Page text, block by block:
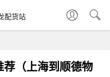
（上海到顺德物